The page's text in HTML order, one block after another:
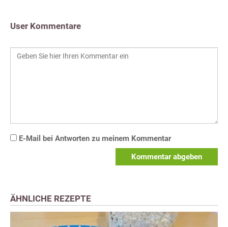
User Kommentare
E-Mail bei Antworten zu meinem Kommentar
Kommentar abgeben
ÄHNLICHE REZEPTE